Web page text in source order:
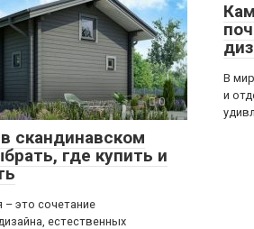
0
скандинавском
где купить и
– это сочетание
естественных
В
и